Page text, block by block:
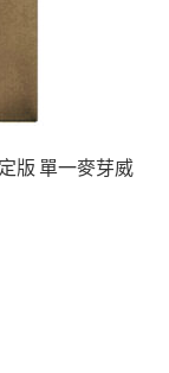
版 單一麥芽威